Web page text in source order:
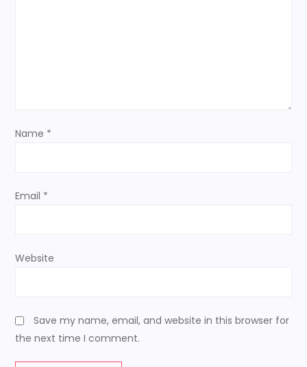
n
Name *
Email *
Website
Save my name, email, and website in this browser for
the next time I comment.